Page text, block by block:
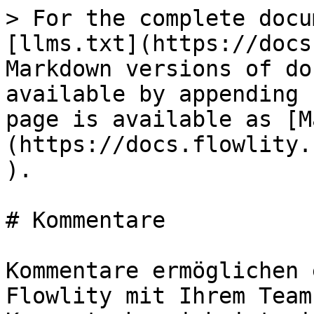
> For the complete
[llms.txt](https://
Markdown versions of
available by
page is available as
(https://
).
# Kommentare
Kommentare
Flowlity mit Ihrem Team